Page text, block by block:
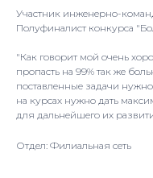
Участник инженерно-
Полуфиналист конкурса
"Как говорит мой очень
пропасть на 99% так же
поставленные задачи
на курсах нужно дать
для дальнейшего их
Отдел: Филиальная сеть